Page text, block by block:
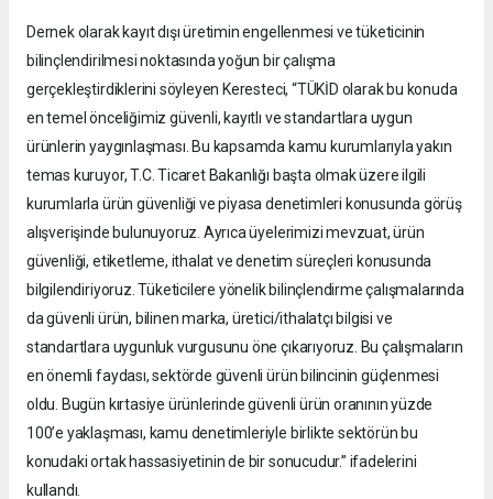
Dernek olarak kayıt dışı üretimin engellenmesi ve tüketicinin
bilinçlendirilmesi noktasında yoğun bir çalışma
gerçekleştirdiklerini söyleyen Keresteci, “TÜKİD olarak bu konuda
en temel önceliğimiz güvenli, kayıtlı ve standartlara uygun
ürünlerin yaygınlaşması. Bu kapsamda kamu kurumlarıyla yakın
temas kuruyor, T.C. Ticaret Bakanlığı başta olmak üzere ilgili
kurumlarla ürün güvenliği ve piyasa denetimleri konusunda görüş
alışverişinde bulunuyoruz. Ayrıca üyelerimizi mevzuat, ürün
güvenliği, etiketleme, ithalat ve denetim süreçleri konusunda
bilgilendiriyoruz. Tüketicilere yönelik bilinçlendirme çalışmalarında
da güvenli ürün, bilinen marka, üretici/ithalatçı bilgisi ve
standartlara uygunluk vurgusunu öne çıkarıyoruz. Bu çalışmaların
en önemli faydası, sektörde güvenli ürün bilincinin güçlenmesi
oldu. Bugün kırtasiye ürünlerinde güvenli ürün oranının yüzde
100’e yaklaşması, kamu denetimleriyle birlikte sektörün bu
konudaki ortak hassasiyetinin de bir sonucudur.” ifadelerini
kullandı.